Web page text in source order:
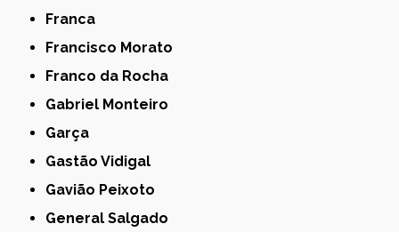
Franca
Francisco Morato
Franco da Rocha
Gabriel Monteiro
Garça
Gastão Vidigal
Gavião Peixoto
General Salgado